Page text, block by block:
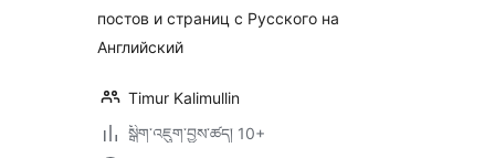
постов и страниц с Русского на
Английский
Timur Kalimullin
སྒྲིག་འཇུག་བྱས་ཚད། 10+